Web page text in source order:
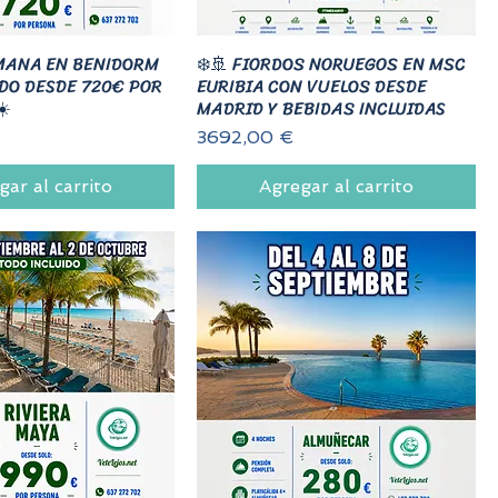
EN BENIDORM
DESDE 720€ POR
al carrito
❄️🚢 FIORDOS NORUEGOS EN MSC
EURIBIA CON VUELOS DESDE
MADRID Y BEBIDAS INCLUIDAS
Precio
3692,00 €
Agregar al carrito